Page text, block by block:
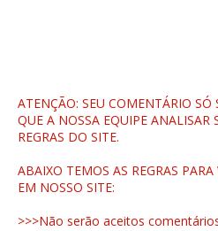
ATENÇÃO: SEU COMENTÁRIO SÓ
QUE A NOSSA EQUIPE ANALISAR
REGRAS DO SITE.
ABAIXO TEMOS AS REGRAS
EM NOSSO SITE:
>>>Não serão aceitos